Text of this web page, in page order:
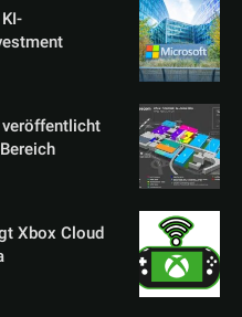
Xbox Cloud